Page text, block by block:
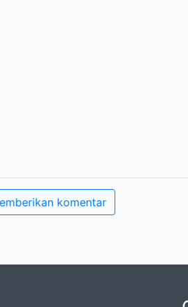
komentar